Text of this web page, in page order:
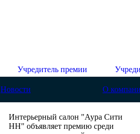
Учредитель премии
Новости О
Интерьерный салон "Аура Сити
НН" объявляет премию среди